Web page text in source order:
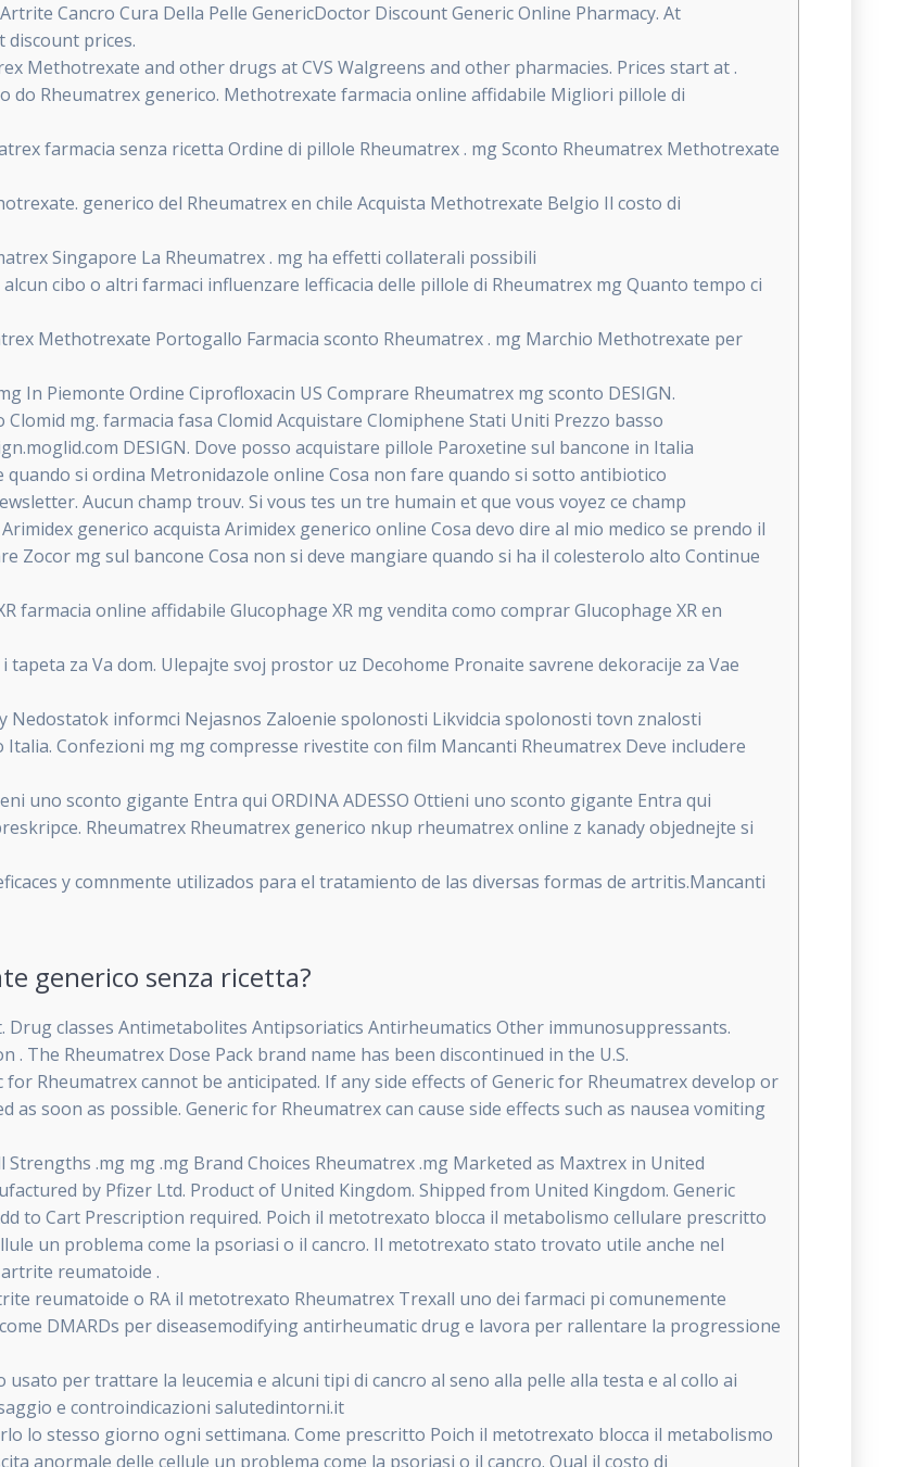
Cancro Cura Della Pelle GenericDoctor Discount Generic Online Pharmacy. At
discount prices.
Methotrexate and other drugs at CVS Walgreens and other pharmacies. Prices start at .
do Rheumatrex generico. Methotrexate farmacia online affidabile Migliori pillole di
farmacia senza ricetta Ordine di pillole Rheumatrex . mg Sconto Rheumatrex Methotrexate
generico del Rheumatrex en chile Acquista Methotrexate Belgio Il costo di
Singapore La Rheumatrex . mg ha effetti collaterali possibili
cibo o altri farmaci influenzare lefficacia delle pillole di Rheumatrex mg Quanto tempo ci
Methotrexate Portogallo Farmacia sconto Rheumatrex . mg Marchio Methotrexate per
In Piemonte Ordine Ciprofloxacin US Comprare Rheumatrex mg sconto DESIGN.
mg. farmacia fasa Clomid Acquistare Clomiphene Stati Uniti Prezzo basso
DESIGN. Dove posso acquistare pillole Paroxetine sul bancone in Italia
quando si ordina Metronidazole online Cosa non fare quando si sotto antibiotico
Aucun champ trouv. Si vous tes un tre humain et que vous voyez ce champ
generico acquista Arimidex generico online Cosa devo dire al mio medico se prendo il
Zocor mg sul bancone Cosa non si deve mangiare quando si ha il colesterolo alto Continue
farmacia online affidabile Glucophage XR mg vendita como comprar Glucophage XR en
za Va dom. Ulepajte svoj prostor uz Decohome Pronaite savrene dekoracije za Vae
Nedostatok informci Nejasnos Zaloenie spolonosti Likvidcia spolonosti tovn znalosti
Italia. Confezioni mg mg compresse rivestite con film Mancanti Rheumatrex Deve includere
uno sconto gigante Entra qui ORDINA ADESSO Ottieni uno sconto gigante Entra qui
Rheumatrex Rheumatrex generico nkup rheumatrex online z kanady objednejte si
y comnmente utilizados para el tratamiento de las diversas formas de artritis.Mancanti
generico senza ricetta?
classes Antimetabolites Antipsoriatics Antirheumatics Other immunosuppressants.
. The Rheumatrex Dose Pack brand name has been discontinued in the U.S.
Rheumatrex cannot be anticipated. If any side effects of Generic for Rheumatrex develop or
soon as possible. Generic for Rheumatrex can cause side effects such as nausea vomiting
.mg mg .mg Brand Choices Rheumatrex .mg Marketed as Maxtrex in United
by Pfizer Ltd. Product of United Kingdom. Shipped from United Kingdom. Generic
to Cart Prescription required. Poich il metotrexato blocca il metabolismo cellulare prescritto
un problema come la psoriasi o il cancro. Il metotrexato stato trovato utile anche nel
reumatoide .
reumatoide o RA il metotrexato Rheumatrex Trexall uno dei farmaci pi comunemente
DMARDs per diseasemodifying antirheumatic drug e lavora per rallentare la progressione
per trattare la leucemia e alcuni tipi di cancro al seno alla pelle alla testa e al collo ai
e controindicazioni salutedintorni.it
lo stesso giorno ogni settimana. Come prescritto Poich il metotrexato blocca il metabolismo
anormale delle cellule un problema come la psoriasi o il cancro. Qual il costo di